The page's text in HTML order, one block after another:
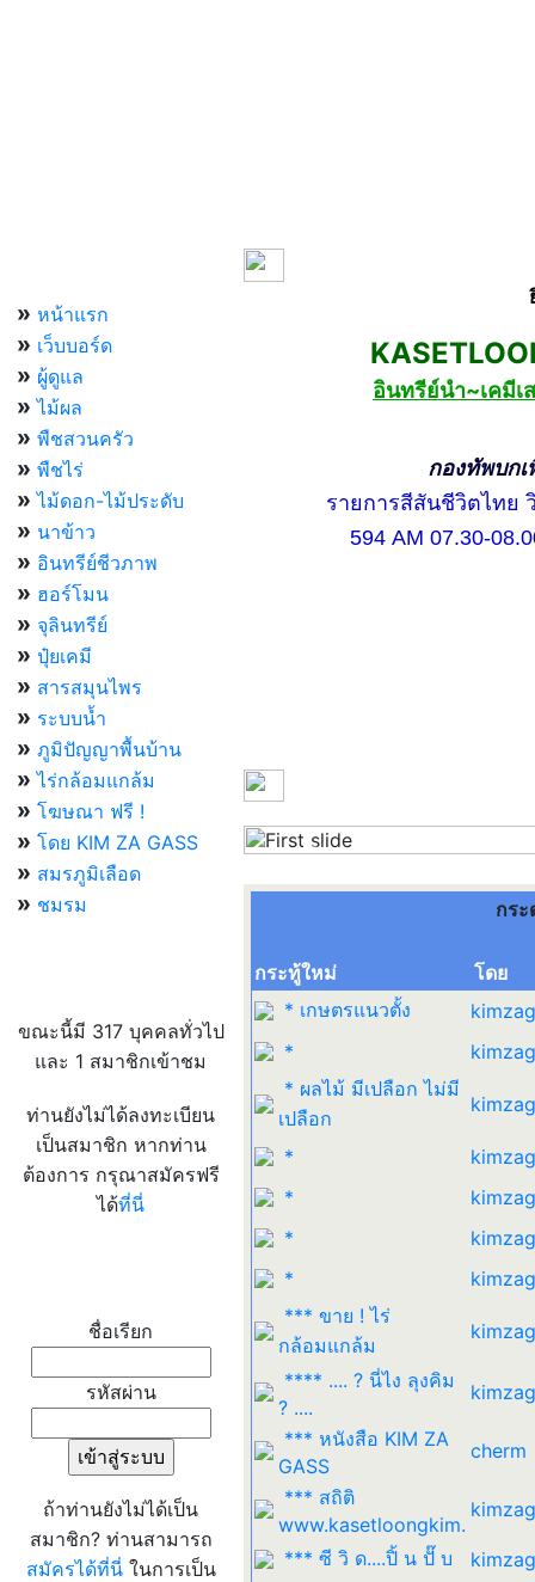
» หน้าแรก
» เว็บบอร์ด
» ผู้ดูแล
» ไม้ผล
» พืชสวนครัว
» พืชไร่
» ไม้ดอก-ไม้ประดับ
» นาข้าว
» อินทรีย์ชีวภาพ
» ฮอร์โมน
» จุลินทรีย์
» ปุ๋ยเคมี
» สารสมุนไพร
» ระบบน้ำ
» ภูมิปัญญาพื้นบ้าน
» ไร่กล้อมแกล้ม
» โฆษณา ฟรี !
» โดย KIM ZA GASS
» สมรภูมิเลือด
» ชมรม
ขณะนี้มี 317 บุคคลทั่วไป
และ 1 สมาชิกเข้าชม
ท่านยังไม่ได้ลงทะเบียน
เป็นสมาชิก หากท่าน
ต้องการ กรุณาสมัครฟรี
ได้ที่นี่
ชื่อเรียก
รหัสผ่าน
ถ้าท่านยังไม่ได้เป็น
สมาชิก? ท่านสามารถ
สมัครได้ที่นี่ในการเป็น
อินทรีย์นำ~เคมีเ
กองทัพบกเพื่อป
รายการสีสันชีวิตไทย วิ
594 AM 07.30-08.00
Previous
กร
กระทู้ใหม่
โดย
* เกษตรแนวตั้ง
*
* ผลไม้ มีเปลือก ไม่มี
เปลือก
*
*
*
*
*** ขาย ! ไร่
กล้อมแกล้ม
**** .... ? นี่ไง ลุงคิม
? ....
*** หนังสือ KIM ZA
GASS
cherm
*** สถิติ
www.kasetloongkim.
*** ซี วิ ด....ปิ้ น ปั๊ บ